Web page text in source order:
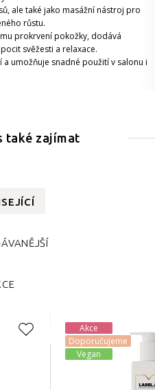
ale také jako masážní nástroj pro
růstu.
prokrvení pokožky, dodává
svěžesti a relaxace.
umožňuje snadné použití v salonu i
také zajímat
Akce
Doporučujeme
Vegan